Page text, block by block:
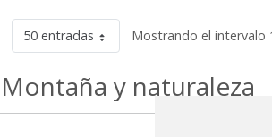
50 entradas Mostrando el intervalo
Montaña y naturaleza